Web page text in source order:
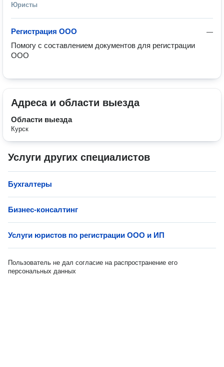
Юристы
—
Регистрация ООО
Помогу с составлением документов для регистрации
ООО
Адреса и области выезда
Области выезда
Курск
Услуги других специалистов
Бухгалтеры
Бизнес-консалтинг
Услуги юристов по регистрации ООО и ИП
Пользователь не дал согласие на распространение его
персональных данных